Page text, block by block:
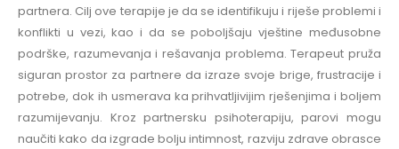
partnera. Cilj ove terapije je da se identifikuju i riješe problemi i
konflikti u vezi, kao i da se poboljšaju vještine međusobne
podrške, razumevanja i rešavanja problema. Terapeut pruža
siguran prostor za partnere da izraze svoje brige, frustracije i
potrebe, dok ih usmerava ka prihvatljivijim rješenjima i boljem
razumijevanju. Kroz partnersku psihoterapiju, parovi mogu
naučiti kako da izgrade bolju intimnost, razviju zdrave obrasce